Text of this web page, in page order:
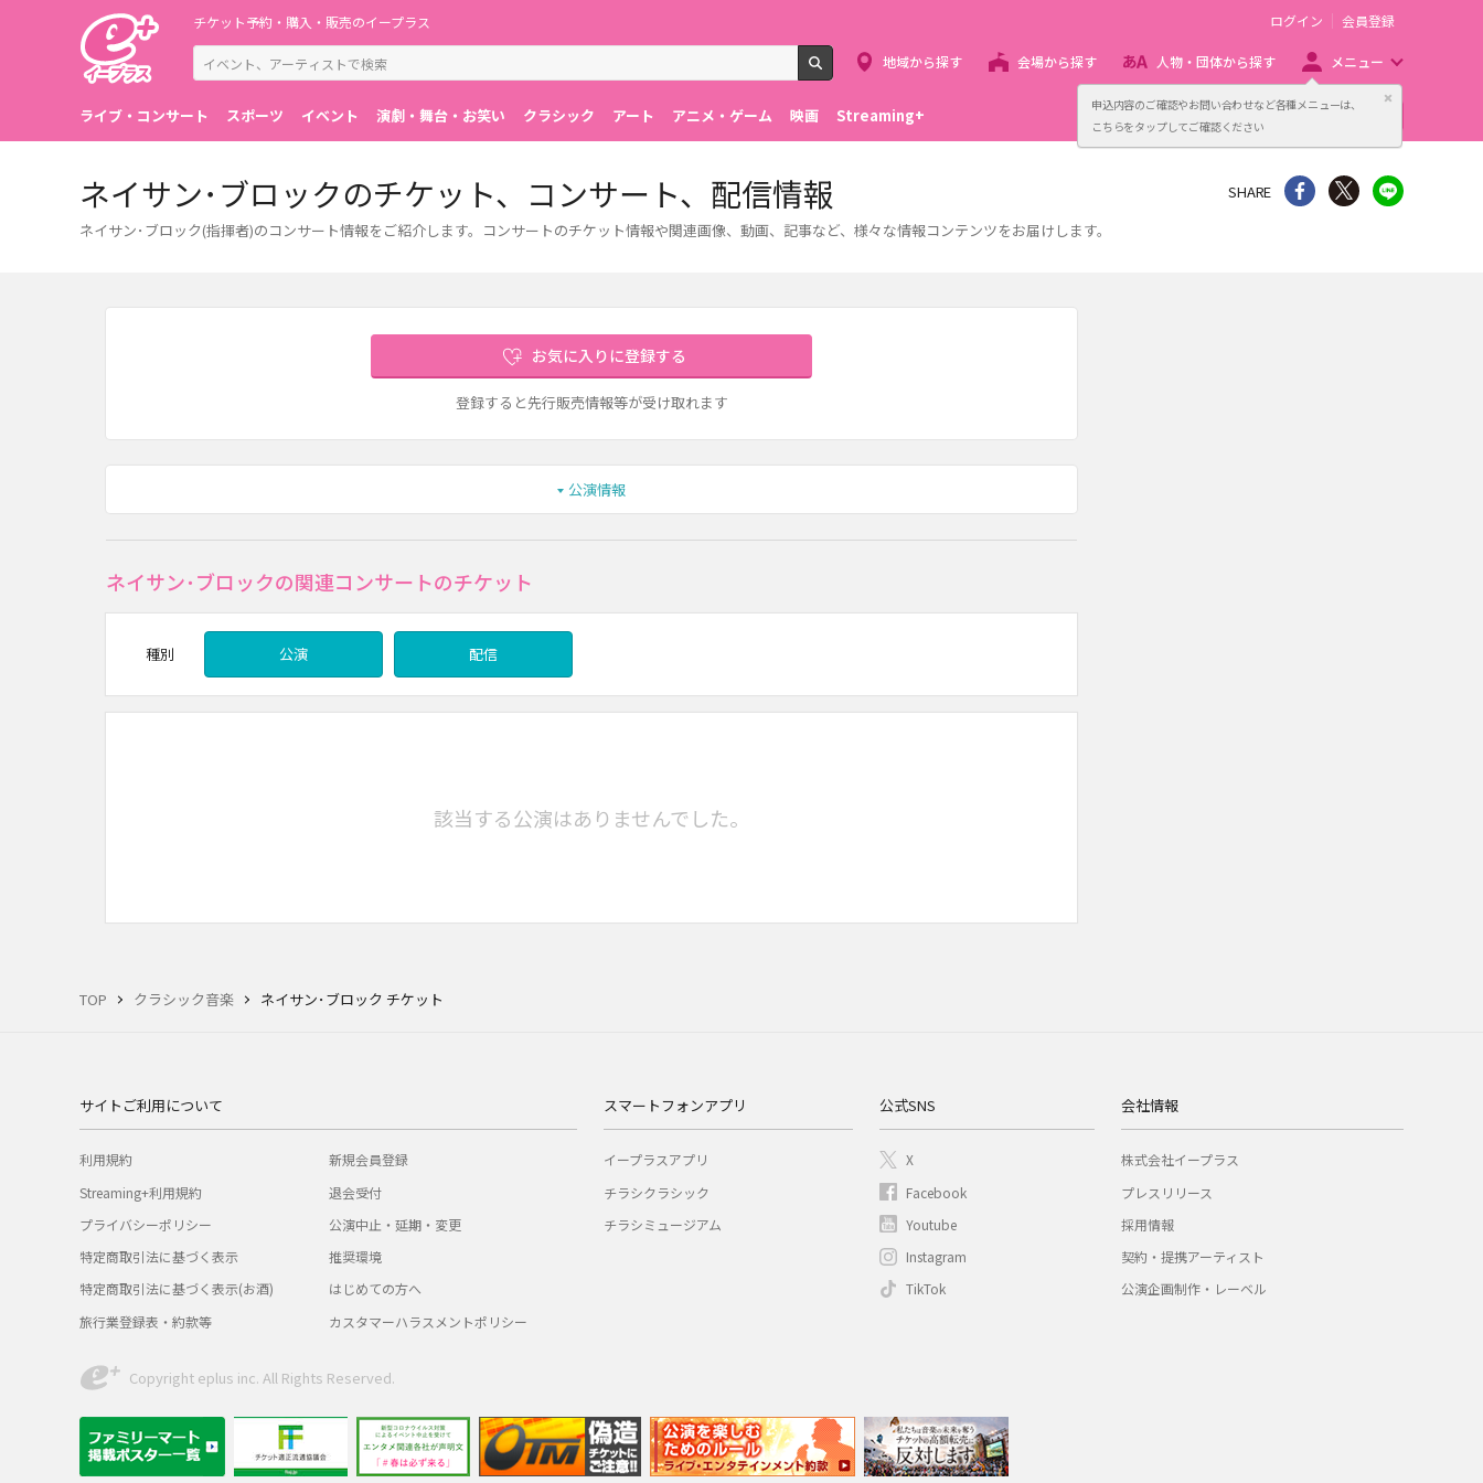
申込内容のご確認やお問い合わせなど各種メニューは、
こちらをタップしてご確認ください
閉じる
チケット予約・購入・販売のイープラス
検索
ログイン 会員登録
地域から探す 会場から探す 人物・団体から探す メニュー
ライブ・コンサート スポーツ イベント 演劇・舞台・お笑い クラシック アート アニメ・ゲーム 映画 Streaming+ 主催者向け販売サービス
TOP クラシック音楽 ネイサン･ブロック チケット
ネイサン･ブロックのチケット、コンサート、配信情報
ネイサン･ブロック(指揮者)のコンサート情報をご紹介します。コンサートのチケット情報や関連画像、動画、記事など、様々な情報コンテンツをお届けします。
SHARE シェア Twitter
お気に入りに登録する
登録すると先行販売情報等が受け取れます
公演情報
ネイサン･ブロックの関連コンサートのチケット
種別 公演 配信
該当する公演はありませんでした。
サイトご利用について
利用規約
Streaming+利用規約
プライバシーポリシー
特定商取引法に基づく表示
特定商取引法に基づく表示(お酒)
旅行業登録表・約款等
新規会員登録
退会受付
公演中止・延期・変更
推奨環境
はじめての方へ
カスタマーハラスメントポリシー
スマートフォンアプリ
イープラスアプリ
チラシクラシック
チラシミュージアム
公式SNS
X
Facebook
Youtube
Instagram
TikTok
会社情報
株式会社イープラス
プレスリリース
採用情報
契約・提携アーティスト
公演企画制作・レーベル
Copyright eplus inc. All Rights Reserved.